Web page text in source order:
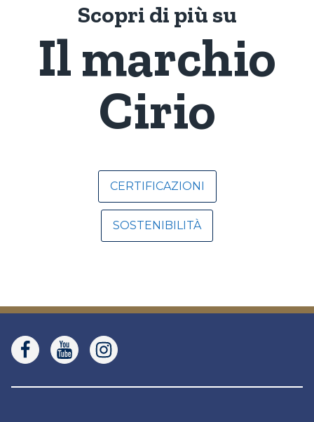
Scopri di più su
Il marchio
Cirio
CERTIFICAZIONI
SOSTENIBILITÀ